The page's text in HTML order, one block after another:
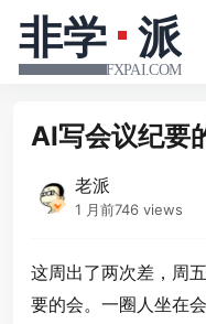
AI写会议纪要
老派
1 月前746 views
这周出了两次差，周
要的会。一圈人坐在